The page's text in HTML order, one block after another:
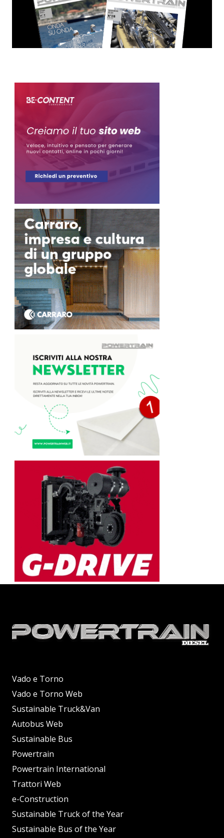
Vado e Torno
Vado e Torno Web
Sustainable Truck&Van
Autobus Web
Sustainable Bus
Powertrain
Powertrain International
Trattori Web
e-Construction
Sustainable Truck of the Year
Sustainable Bus of the Year